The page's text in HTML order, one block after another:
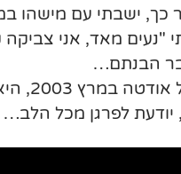
כך, ישבתי עם
"נעים מאד, אני
הבנתם…
בפינת
לפרגן מכל הלב…